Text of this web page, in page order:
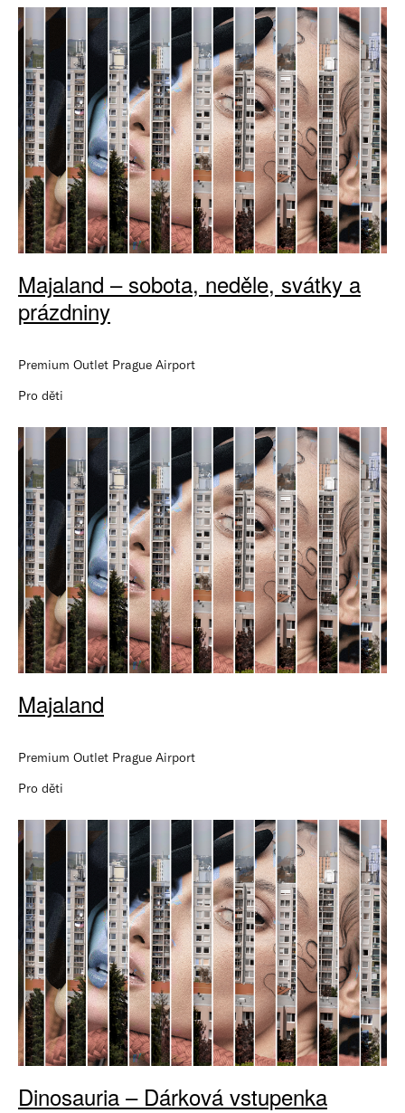
Majaland – sobota, neděle, svátky a
prázdniny
Premium Outlet Prague Airport
Pro děti
Majaland
Premium Outlet Prague Airport
Pro děti
Dinosauria – Dárková vstupenka